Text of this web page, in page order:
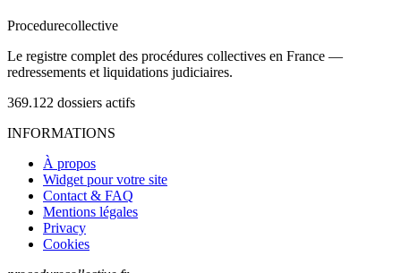
Procedurecollective
Le registre complet des procédures collectives en France —
redressements et liquidations judiciaires.
369.122 dossiers actifs
INFORMATIONS
À propos
Widget pour votre site
Contact & FAQ
Mentions légales
Privacy
Cookies